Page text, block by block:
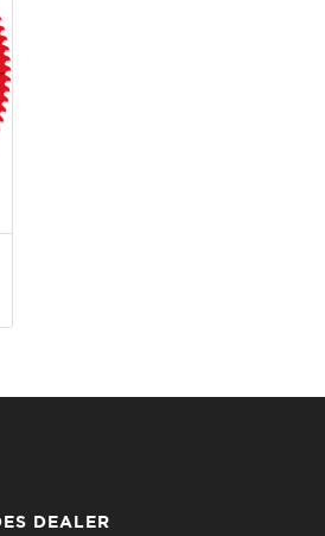
DEALER